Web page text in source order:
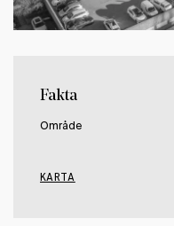
Fakta
Område
KARTA